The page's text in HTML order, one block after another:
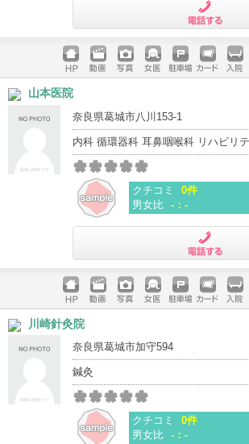
ホームペ
ージ
動画 写真 女医 駐車場
クレジッ
入院
山本医院
奈良県葛城市八川153-1
内科 循環器科 耳鼻咽喉科 リハビリ
クチコミ
0件
男女比 -：-
ホームペ
ージ
動画 写真 女医 駐車場
クレジッ
入院
川崎針灸院
奈良県葛城市加守594
鍼灸
クチコミ
0件
男女比 -：-